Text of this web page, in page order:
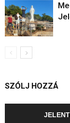
SZÓLJ HOZZÁ